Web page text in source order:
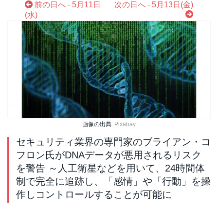
前の日へ - 5月11日
(水)
次の日へ - 5月13日(金)
画像の出典: Pixabay
セキュリティ業界の専門家のブライアン・コ
フロン氏がDNAデータが悪用されるリスク
を警告 ～人工衛星などを用いて、24時間体
制で完全に追跡し、「感情」や「行動」を操
作しコントロールすることが可能に